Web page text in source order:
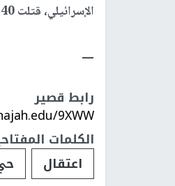
الإسرائيلي، قتلت 40 طفلا منذ بداية العام الجاري، وتواصل اعتقال 160 طفلا، بينهم 21 في الاعتقال الإداري.
ــــ
رابط قصير
9XWW/
الكلمات
اعتقال